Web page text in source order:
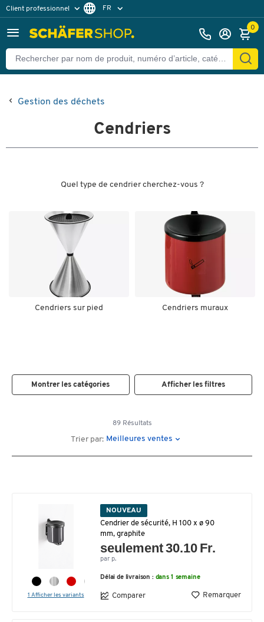
Client professionnel
Client particulier
FR
0
Gestion des déchets
Cendriers
Quel type de cendrier cherchez-vous ?
Cendriers sur pied Cendriers muraux
Montrer les catégories Afficher les filtres
89 Résultats
Trier par: Meilleures ventes
1 Afficher les variants
NOUVEAU
Cendrier de sécurité, H 100 x ø 90
mm, graphite
seulement 30.10 Fr.
par p.
Délai de livraison : dans 1 semaine
Comparer Remarquer